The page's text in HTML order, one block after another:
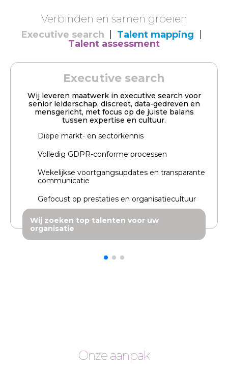
Verbinden en samen groeien
Executive search
Talent mapping
Talent assessment
Executive search
Wij leveren maatwerk in executive search voor
senior leiderschap, discreet, data-gedreven en
mensgericht, met focus op de juiste balans
tussen expertise en cultuur.
Diepe markt- en sectorkennis
Volledig GDPR-conforme processen
Wekelijkse voortgangsupdates en transparante
communicatie
Gefocust op prestaties en organisatiecultuur
Wij zoeken top talenten voor uw
organisatie
Onze aanpak